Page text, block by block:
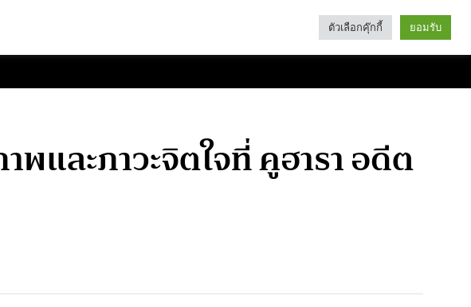
Categories
และภาวะจิตใจที่ คูฮารา อดีต
ตัวเลือกคุ๊กกี้ ยอมรับ